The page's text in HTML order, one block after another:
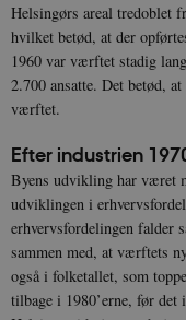
Helsingørs areal tredoblet
hvilket betød, at der
1960 var værftet stadig
2.700 ansatte. Det betød,
værftet.
Efter industrien
Byens udvikling har været
udviklingen i
erhvervsfordelingen falder
sammen med, at værftets
også i folketallet, som
tilbage i 1980’erne, før